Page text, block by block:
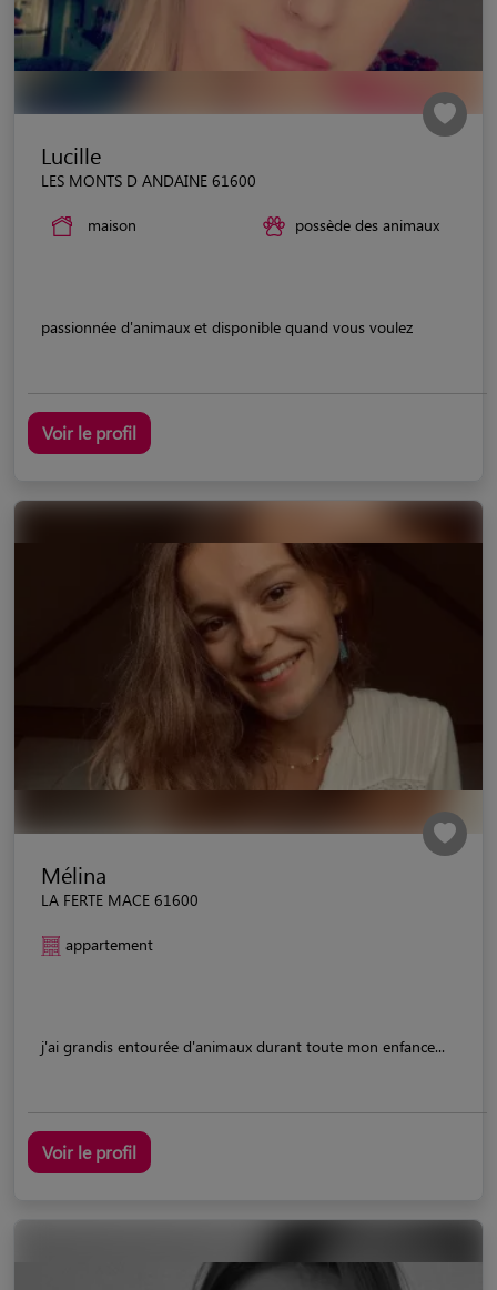
Lucille
LES MONTS D ANDAINE 61600
maison possède des animaux
passionnée d'animaux et disponible quand vous voulez
Voir le profil
Mélina
LA FERTE MACE 61600
appartement
j'ai grandis entourée d'animaux durant toute mon enfance...
Voir le profil